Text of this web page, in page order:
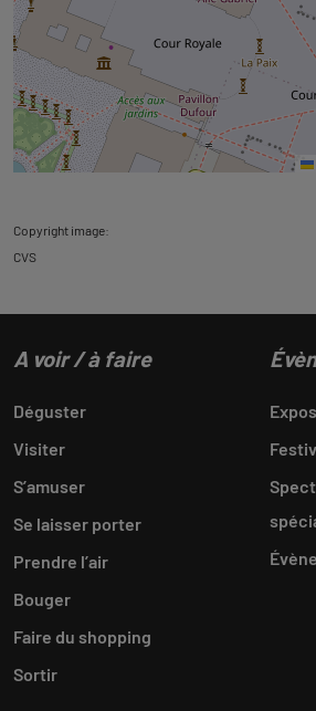
Copyright image:
CVS
A voir / à faire
Déguster
Visiter
S’amuser
Se laisser porter
Prendre l’air
Bouger
Faire du shopping
Sortir